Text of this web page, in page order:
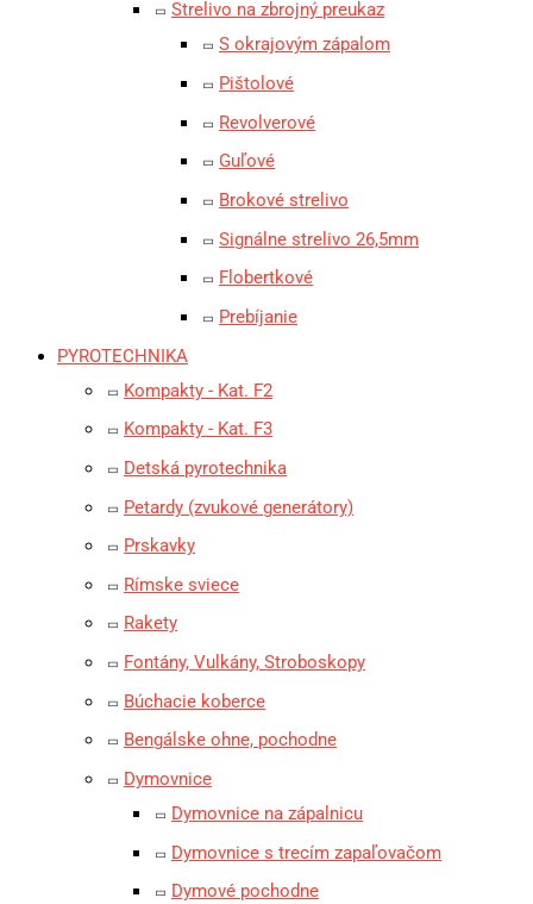
Strelivo na zbrojný preukaz
S okrajovým zápalom
Pištolové
Revolverové
Guľové
Brokové strelivo
Signálne strelivo 26,5mm
Flobertkové
Prebíjanie
PYROTECHNIKA
Kompakty - Kat. F2
Kompakty - Kat. F3
Detská pyrotechnika
Petardy (zvukové generátory)
Prskavky
Rímske sviece
Rakety
Fontány, Vulkány, Stroboskopy
Búchacie koberce
Bengálske ohne, pochodne
Dymovnice
Dymovnice na zápalnicu
Dymovnice s trecím zapaľovačom
Dymové pochodne